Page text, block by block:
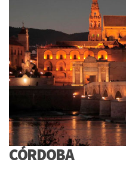
CÓRDOBA